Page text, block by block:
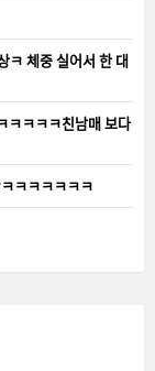
체중 실어서 한 대
ㅋㅋㅋㅋㅋ친남매 보다
ㅋㅋㅋㅋㅋㅋㅋ